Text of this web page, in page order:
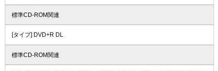
標準CD-ROM関連
[タイプ] DVD+R DL
標準CD-ROM関連